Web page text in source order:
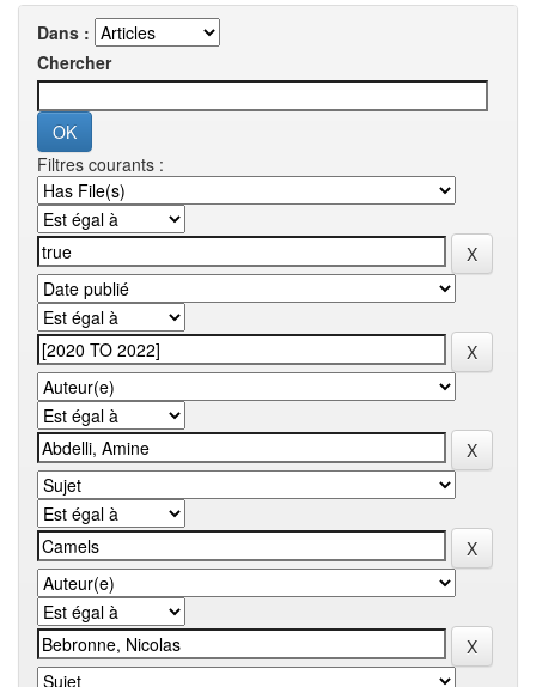
Dans :
Chercher
Filtres courants :